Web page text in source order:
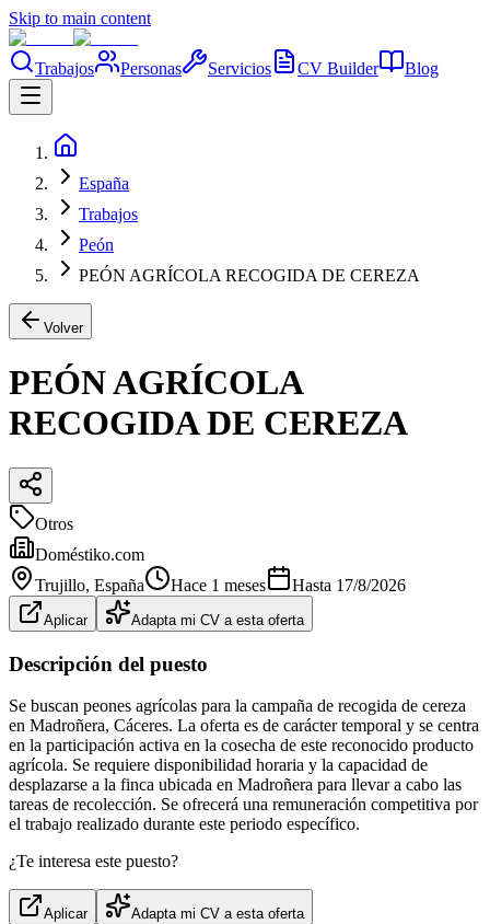
Skip to main content
Trabajos Personas Servicios CV Builder Blog
España
Trabajos
Peón
PEÓN AGRÍCOLA RECOGIDA DE CEREZA
Volver
PEÓN AGRÍCOLA
RECOGIDA DE CEREZA
Otros
Doméstiko.com
Trujillo, España Hace 1 meses Hasta 17/8/2026
Aplicar Adapta mi CV a esta oferta
Descripción del puesto
Se buscan peones agrícolas para la campaña de recogida de cereza
en Madroñera, Cáceres. La oferta es de carácter temporal y se centra
en la participación activa en la cosecha de este reconocido producto
agrícola. Se requiere disponibilidad horaria y la capacidad de
desplazarse a la finca ubicada en Madroñera para llevar a cabo las
tareas de recolección. Se ofrecerá una remuneración competitiva por
el trabajo realizado durante este periodo específico.
¿Te interesa este puesto?
Aplicar Adapta mi CV a esta oferta